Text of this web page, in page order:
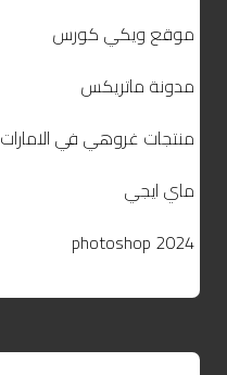
موقع ويكي كورس
مدونة ماتريكس
منتجات غروهي في الامارات
ماي ايجي
photoshop 2024